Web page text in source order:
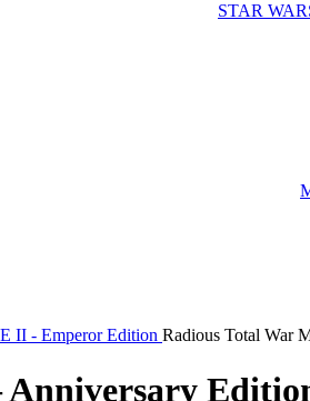
STAR
II - Emperor Edition Radious Total War